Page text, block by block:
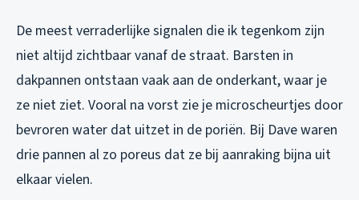
De meest verraderlijke signalen die ik tegenkom zijn
niet altijd zichtbaar vanaf de straat. Barsten in
dakpannen ontstaan vaak aan de onderkant, waar je
ze niet ziet. Vooral na vorst zie je microscheurtjes door
bevroren water dat uitzet in de poriën. Bij Dave waren
drie pannen al zo poreus dat ze bij aanraking bijna uit
elkaar vielen.